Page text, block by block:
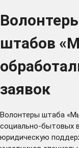
штабов
заявок
Волонтеры штаба
социально-бытовых
юридическую